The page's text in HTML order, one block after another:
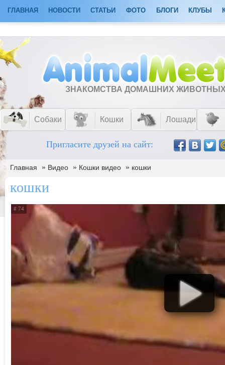
ГЛАВНАЯ НОВОСТИ СТАТЬИ ФОТО БЛОГИ КЛУБЫ
ЗНАКОМСТВА ДОМАШНИХ
Собаки Кошки Лошади
Пригласите друзей на сайт:
Главная » Видео » Кошки видео » кошки
кошки
# 74